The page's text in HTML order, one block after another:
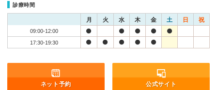
診療時間
月 火 水 木 金 土 日 祝
09:00-12:00
17:30-19:30
ネット予約 公式サイト